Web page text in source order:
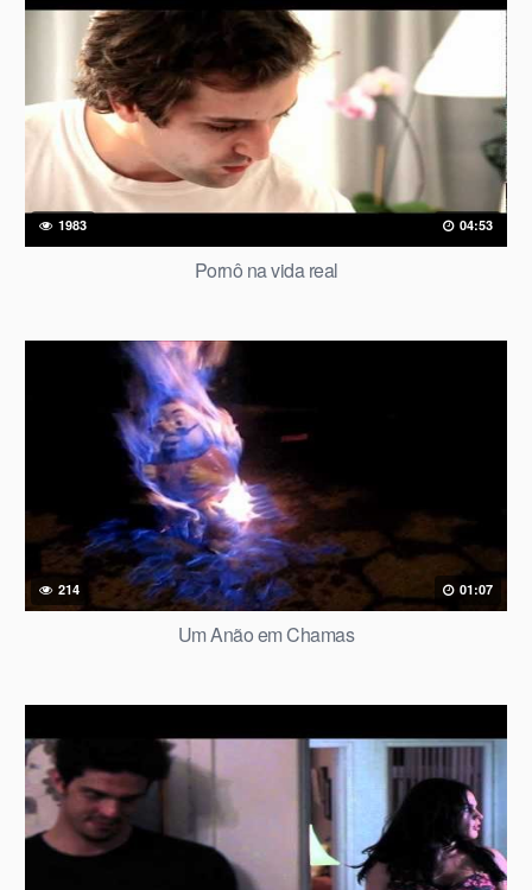
1983 04:53
Pornô na vida real
214 01:07
Um Anão em Chamas